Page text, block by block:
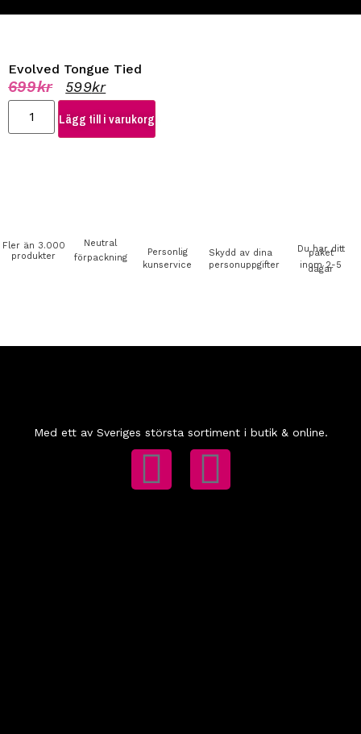
Evolved Tongue Tied
699kr 599kr
Lägg till i varukorg
Fler än 3.000
produkter
Neutral
förpackning
Personlig
kunservice
Skydd av dina
personuppgifter
Du har ditt
paket
inom 2-5
dagar
Med ett av Sveriges största sortiment i butik & online.